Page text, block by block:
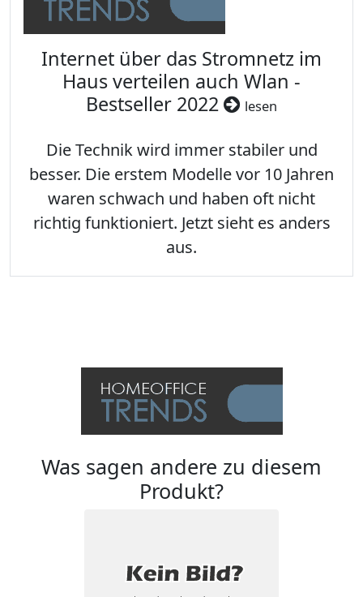
Internet über das Stromnetz im
Haus verteilen auch Wlan -
Bestseller 2022
lesen
Die Technik wird immer stabiler und
besser. Die erstem Modelle vor 10 Jahren
waren schwach und haben oft nicht
richtig funktioniert. Jetzt sieht es anders
aus.
Was sagen andere zu diesem
Produkt?